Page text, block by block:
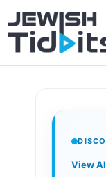
Skip
to
content
View